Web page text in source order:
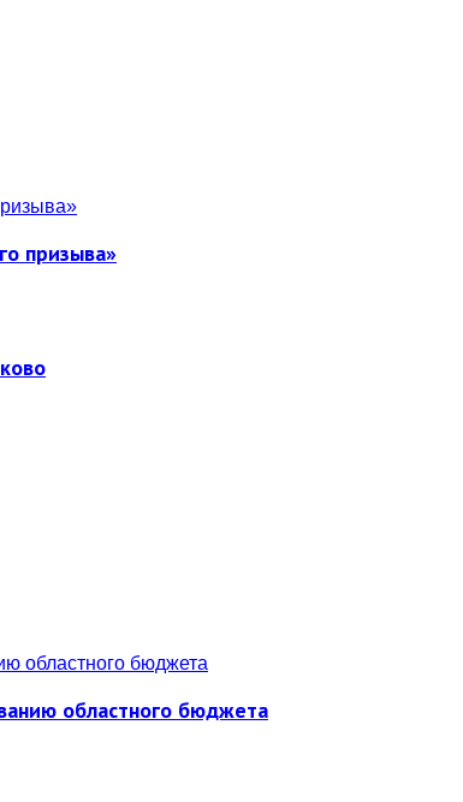
призыва»
областного бюджета